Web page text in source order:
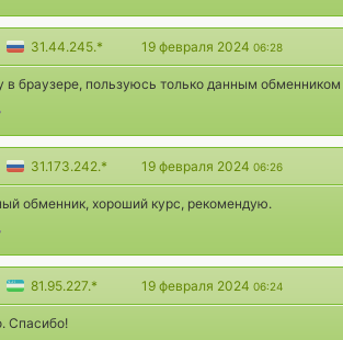
31.44.245.* 19 февраля 2024 06:28
в браузере, пользуюсь только данным
31.173.242.* 19 февраля 2024 06:26
обменник, хороший курс, рекомендую.
81.95.227.* 19 февраля 2024 06:24
Спасибо!